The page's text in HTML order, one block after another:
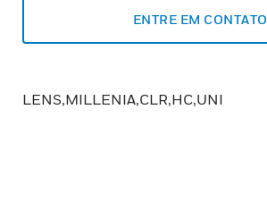
ENTRE EM CONTATO
LENS,MILLENIA,CLR,HC,UNI